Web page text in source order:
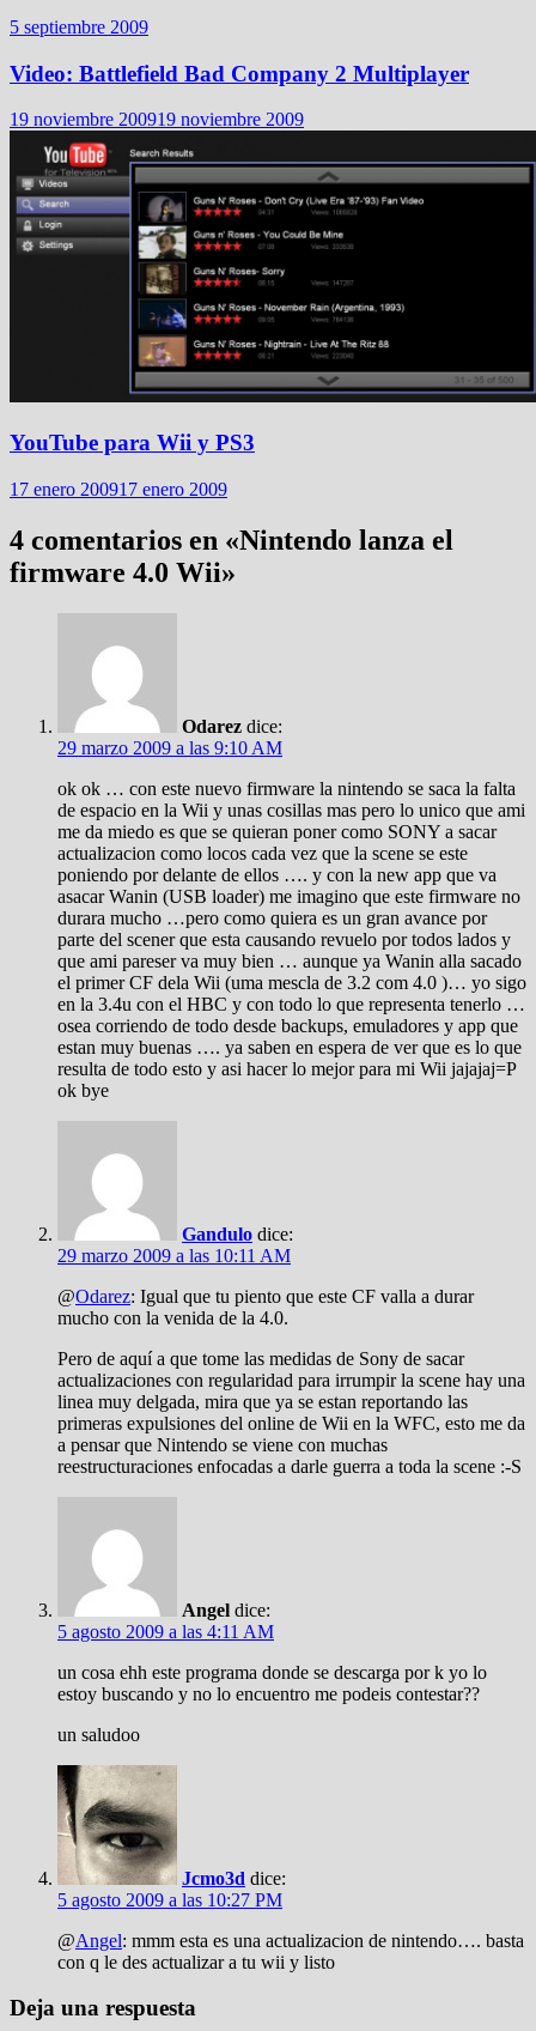
5 septiembre 2009
Video: Battlefield Bad Company 2 Multiplayer
19 noviembre 200919 noviembre 2009
YouTube para Wii y PS3
17 enero 200917 enero 2009
4 comentarios en «Nintendo lanza el
firmware 4.0 Wii»
Odarez dice:
29 marzo 2009 a las 9:10 AM
ok ok … con este nuevo firmware la nintendo se saca la falta
de espacio en la Wii y unas cosillas mas pero lo unico que ami
me da miedo es que se quieran poner como SONY a sacar
actualizacion como locos cada vez que la scene se este
poniendo por delante de ellos …. y con la new app que va
asacar Wanin (USB loader) me imagino que este firmware no
durara mucho …pero como quiera es un gran avance por
parte del scener que esta causando revuelo por todos lados y
que ami pareser va muy bien … aunque ya Wanin alla sacado
el primer CF dela Wii (uma mescla de 3.2 com 4.0 )… yo sigo
en la 3.4u con el HBC y con todo lo que representa tenerlo …
osea corriendo de todo desde backups, emuladores y app que
estan muy buenas …. ya saben en espera de ver que es lo que
resulta de todo esto y asi hacer lo mejor para mi Wii jajajaj=P
ok bye
Gandulo dice:
29 marzo 2009 a las 10:11 AM
@Odarez: Igual que tu piento que este CF valla a durar
mucho con la venida de la 4.0.
Pero de aquí a que tome las medidas de Sony de sacar
actualizaciones con regularidad para irrumpir la scene hay una
linea muy delgada, mira que ya se estan reportando las
primeras expulsiones del online de Wii en la WFC, esto me da
a pensar que Nintendo se viene con muchas
reestructuraciones enfocadas a darle guerra a toda la scene :-S
Angel dice:
5 agosto 2009 a las 4:11 AM
un cosa ehh este programa donde se descarga por k yo lo
estoy buscando y no lo encuentro me podeis contestar??
un saludoo
Jcmo3d dice:
5 agosto 2009 a las 10:27 PM
@Angel: mmm esta es una actualizacion de nintendo…. basta
con q le des actualizar a tu wii y listo
Deja una respuesta